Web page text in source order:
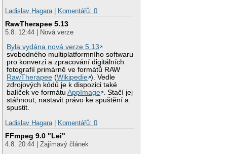
Ladislav Hagara | Komentářů: 0
RawTherapee 5.13
5.8. 12:44 | Nová verze
Byla vydána nová verze 5.13
svobodného multiplatformního softwaru
pro konverzi a zpracování digitálních
fotografií primárně ve formátů RAW
RawTherapee (Wikipedie ). Vedle
zdrojových kódů je k dispozici také
balíček ve formátuAppImage
. Stačí jej
stáhnout, nastavit právo ke spuštění a
spustit.
Ladislav Hagara | Komentářů: 0
FFmpeg 9.0 "Lei"
4.8. 20:44 | Zajímavý článek